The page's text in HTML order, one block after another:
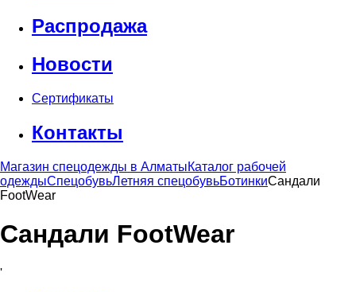
Распродажа
Новости
Сертификаты
Контакты
Магазин спецодежды в АлматыКаталог рабочей
одеждыСпецобувьЛетняя спецобувьБотинкиСандали
FootWear
Сандали FootWear
'